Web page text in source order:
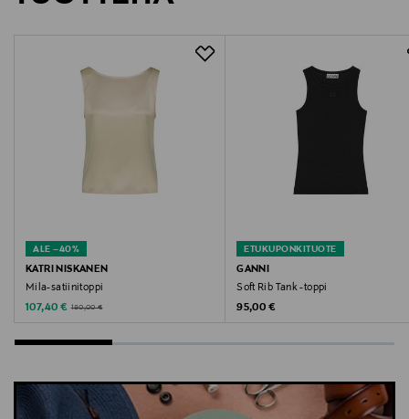
customercare@tigerofsweden.se
Tiger of Sweden, toppi, naisten toppi, hihaton toppi,
ALE –40%
KATRI NISKANEN
Mila-satiinitoppi
Discounted Price
107,40 € Original Price
180,00 €
ETUKUPONKITUOTE
GANNI
Soft Rib Tank -toppi
Original Price
95,00 €